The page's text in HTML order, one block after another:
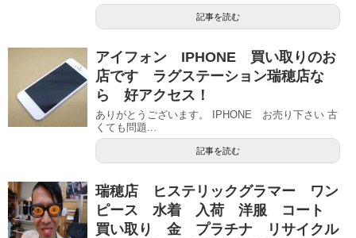
記事を読む
アイフォン IPHONE 買い取りのお
店です ラグステーション瑞穂店な
ら 好アクセス！
ありがとうございます。 IPHONE お売り下さい 古
くても問題...
記事を読む
瑞穂店 ヒステリックグラマー ワン
ピース 水着 入荷 洋服 コート
買い取り 金 プラチナ リサイクル